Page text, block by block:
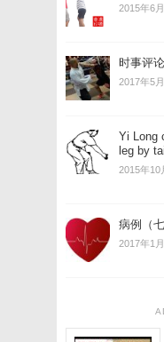
2015年6
时事评
2017年5
Yi Long
leg by
2015年10
病例（
2017年1